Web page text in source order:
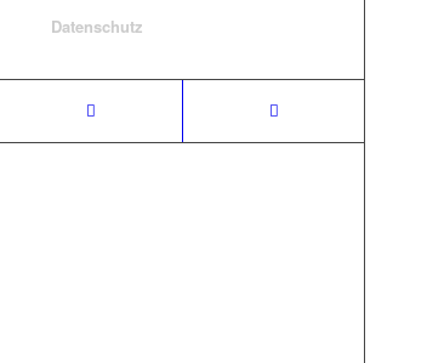
Datenschutz